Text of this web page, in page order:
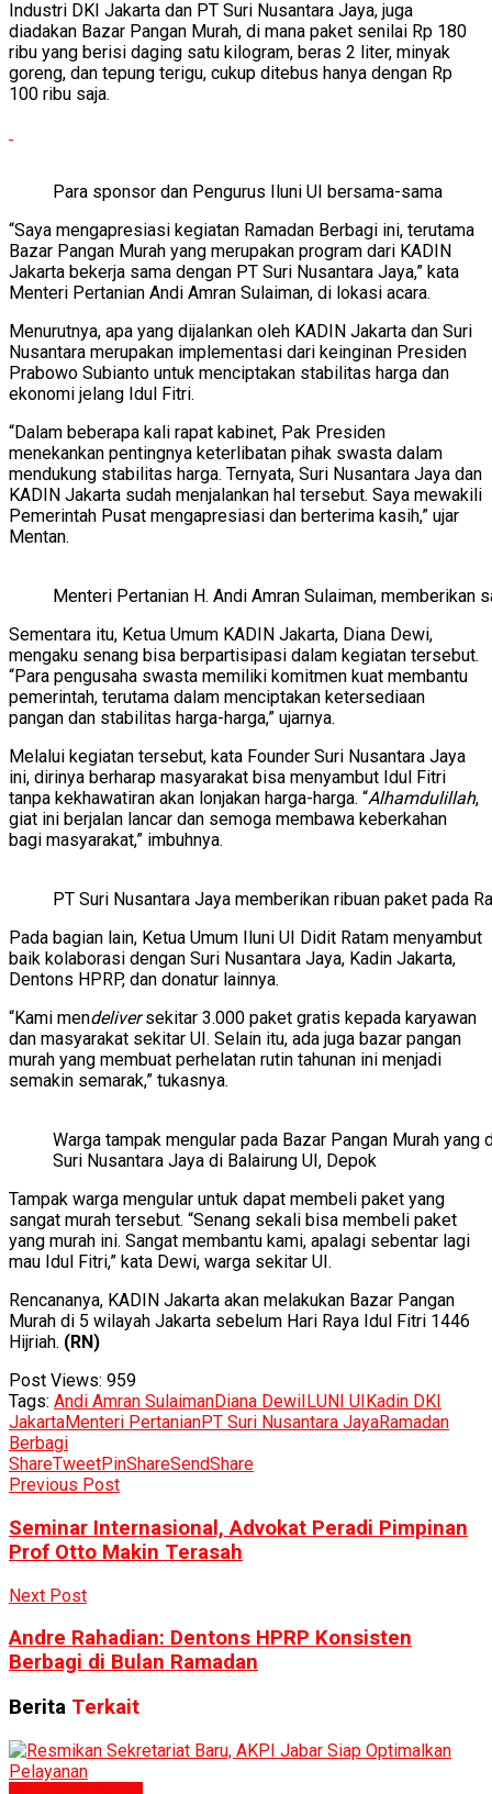
Industri DKI Jakarta dan PT Suri Nusantara Jaya, juga
diadakan Bazar Pangan Murah, di mana paket senilai Rp 180
ribu yang berisi daging satu kilogram, beras 2 liter, minyak
goreng, dan tepung terigu, cukup ditebus hanya dengan Rp
100 ribu saja.
Para sponsor dan Pengurus Iluni UI bersama-sama
“Saya mengapresiasi kegiatan Ramadan Berbagi ini, terutama
Bazar Pangan Murah yang merupakan program dari KADIN
Jakarta bekerja sama dengan PT Suri Nusantara Jaya,” kata
Menteri Pertanian Andi Amran Sulaiman, di lokasi acara.
Menurutnya, apa yang dijalankan oleh KADIN Jakarta dan Suri
Nusantara merupakan implementasi dari keinginan Presiden
Prabowo Subianto untuk menciptakan stabilitas harga dan
ekonomi jelang Idul Fitri.
“Dalam beberapa kali rapat kabinet, Pak Presiden
menekankan pentingnya keterlibatan pihak swasta dalam
mendukung stabilitas harga. Ternyata, Suri Nusantara Jaya dan
KADIN Jakarta sudah menjalankan hal tersebut. Saya mewakili
Pemerintah Pusat mengapresiasi dan berterima kasih,” ujar
Mentan.
Menteri Pertanian H. Andi Amran Sulaiman, memberikan
Sementara itu, Ketua Umum KADIN Jakarta, Diana Dewi,
mengaku senang bisa berpartisipasi dalam kegiatan tersebut.
“Para pengusaha swasta memiliki komitmen kuat membantu
pemerintah, terutama dalam menciptakan ketersediaan
pangan dan stabilitas harga-harga,” ujarnya.
Melalui kegiatan tersebut, kata Founder Suri Nusantara Jaya
ini, dirinya berharap masyarakat bisa menyambut Idul Fitri
tanpa kekhawatiran akan lonjakan harga-harga. “Alhamdulillah,
giat ini berjalan lancar dan semoga membawa keberkahan
bagi masyarakat,” imbuhnya.
PT Suri Nusantara Jaya memberikan ribuan paket pada
Pada bagian lain, Ketua Umum Iluni UI Didit Ratam menyambut
baik kolaborasi dengan Suri Nusantara Jaya, Kadin Jakarta,
Dentons HPRP, dan donatur lainnya.
“Kami mendeliversekitar 3.000 paket gratis kepada karyawan
dan masyarakat sekitar UI. Selain itu, ada juga bazar pangan
murah yang membuat perhelatan rutin tahunan ini menjadi
semakin semarak,” tukasnya.
Warga tampak mengular pada Bazar Pangan Murah
Suri Nusantara Jaya di Balairung UI, Depok
Tampak warga mengular untuk dapat membeli paket yang
sangat murah tersebut. “Senang sekali bisa membeli paket
yang murah ini. Sangat membantu kami, apalagi sebentar lagi
mau Idul Fitri,” kata Dewi, warga sekitar UI.
Rencananya, KADIN Jakarta akan melakukan Bazar Pangan
Murah di 5 wilayah Jakarta sebelum Hari Raya Idul Fitri 1446
Hijriah. (RN)
Post Views: 959
Tags: Andi Amran SulaimanDiana Dewi ILUNI UI Kadin DKI
JakartaMenteri PertanianPT Suri Nusantara JayaRamadan
Berbagi
ShareTweetPinShareSendShare
Previous Post
Seminar Internasional, Advokat Peradi Pimpinan
Prof Otto Makin Terasah
Next Post
Andre Rahadian: Dentons HPRP Konsisten
Berbagi di Bulan Ramadan
Berita Terkait